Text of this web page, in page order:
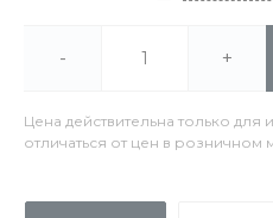
- +
Цена действительна только для
отличаться от цен в розничном